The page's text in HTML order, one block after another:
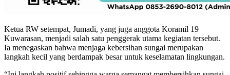
Ketua RW setempat, Jumadi, yang juga anggota Koramil 19
Kuwarasan, menjadi salah satu penggerak utama kegiatan tersebut.
Ia menegaskan bahwa menjaga kebersihan sungai merupakan
langkah kecil yang berdampak besar untuk keselamatan lingkungan.